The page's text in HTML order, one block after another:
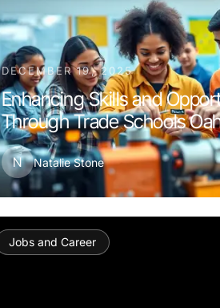
DECEMBER 19, 2025
Enhancing Skills and
Through Trade Schools
N Natalie Stone
Jobs and Career